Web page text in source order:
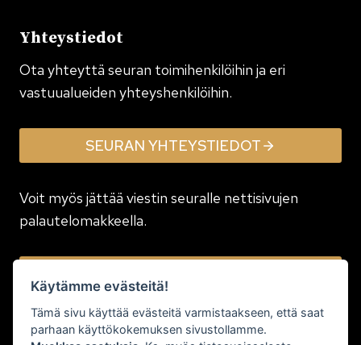
Yhteystiedot
Ota yhteyttä seuran toimi­henkilöihin ja eri
vastuualueiden yhteyshenkilöihin.
SEURAN YHTEYSTIEDOT
Voit myös jättää viestin seuralle nettisivujen
palautelomakkeella.
Käytämme evästeitä!
Tämä sivu käyttää evästeitä varmistaakseen, että saat
parhaan käyttökokemuksen sivustollamme.